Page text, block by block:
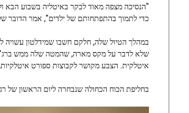
"הנסיכה מצפה מאוד לבקר באיטליה בשבוע הבא
כדי לתמוך בהתפתחותם של ילדים", אמר הדובר
במהלך הטיול שלה, חלקם חשבו שמידלטון עשויה
שלא לדבר על מקס מארה, שהמטה שלה ממש ברג'יו
איטלקית. הצבע מקושר לקבוצות ספורט
בחליפת הכוח הכחולה שנבחרה ליום הראשון של